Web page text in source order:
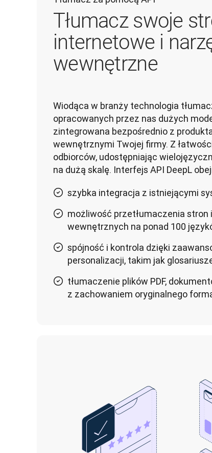
Tłumacz swoje
internetowe i
wewnętrzne
Wiodąca w branży technologia
opracowanych przez nas dużych
zintegrowana bezpośrednio z
wewnętrznymi Twojej firmy. Z
odbiorców, udostępniając
na dużą skalę. Interfejs API DeepL
szybka integracja z istniejącymi
możliwość przetłumaczenia
wewnętrznych na ponad 100
spójność i kontrola dzięki
personalizacji, takim jak
tłumaczenie plików PDF,
z zachowaniem oryginalnego